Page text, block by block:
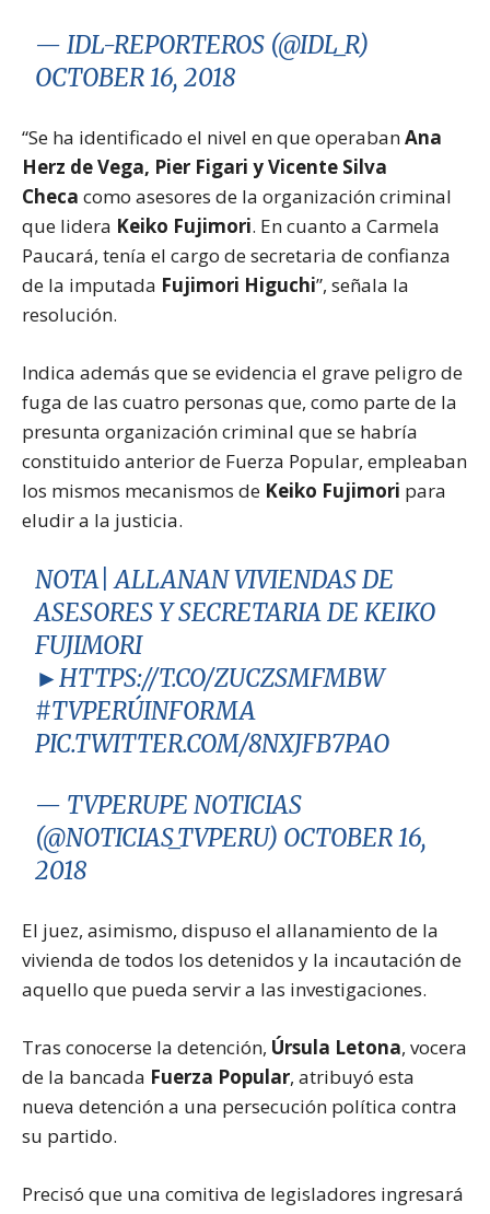
— IDL-REPORTEROS (@IDL_R)
OCTOBER 16, 2018
“Se ha identificado el nivel en que operabanAna
Herz de Vega, Pier Figari y Vicente Silva
Checa como asesores de la organización criminal
que lidera Keiko Fujimori. En cuanto a Carmela
Paucará, tenía el cargo de secretaria de confianza
de la imputada Fujimori Higuchi”, señala la
resolución.
Indica además que se evidencia el grave peligro de
fuga de las cuatro personas que, como parte de la
presunta organización criminal que se habría
constituido anterior de Fuerza Popular, empleaban
los mismos mecanismos de Keiko Fujimori para
eludir a la justicia.
NOTA| ALLANAN VIVIENDAS DE
ASESORES Y SECRETARIA DE KEIKO
FUJIMORI
►HTTPS://T.CO/ZUCZSMFMBW
#TVPERÚINFORMA
PIC.TWITTER.COM/8NXJFB7PAO
— TVPERUPE NOTICIAS
(@NOTICIAS_TVPERU) OCTOBER 16,
2018
El juez, asimismo, dispuso el allanamiento de la
vivienda de todos los detenidos y la incautación de
aquello que pueda servir a las investigaciones.
Tras conocerse la detención, Úrsula Letona, vocera
de la bancada Fuerza Popular, atribuyó esta
nueva detención a una persecución política contra
su partido.
Precisó que una comitiva de legisladores ingresará